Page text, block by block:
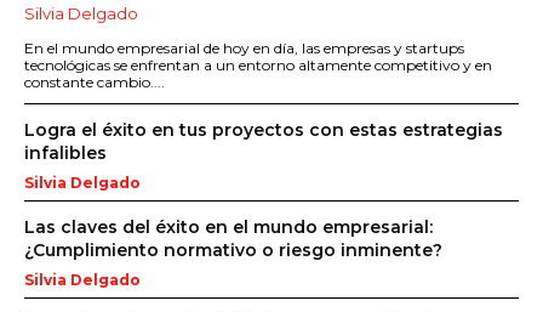
Silvia Delgado
En el mundo empresarial de hoy en día, las empresas y startups
tecnológicas se enfrentan a un entorno altamente competitivo y en
constante cambio....
Logra el éxito en tus proyectos con estas estrategias
infalibles
Silvia Delgado
Las claves del éxito en el mundo empresarial:
¿Cumplimiento normativo o riesgo inminente?
Silvia Delgado